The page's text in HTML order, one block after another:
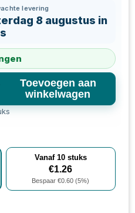
levering
8 augustus in
Toevoegen aan
winkelwagen
Vanaf 10stuks
€1.26
Bespaar €0.60 (5%)